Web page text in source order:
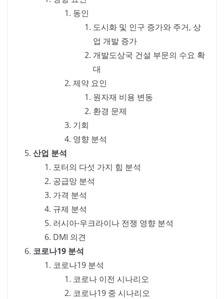
동인
도시화 및 인구 증가와 주거, 상
업 개발 증가
개발도상국 건설 부문의 수요 확
대
제약 요인
원자재 비용 변동
환경 문제
기회
영향 분석
산업 분석
포터의 다섯 가지 힘 분석
공급망 분석
가격 분석
규제 분석
러시아-우크라이나 전쟁 영향 분석
DMI 의견
코로나19 분석
코로나19 분석
코로나 이전 시나리오
코로나19 중 시나리오